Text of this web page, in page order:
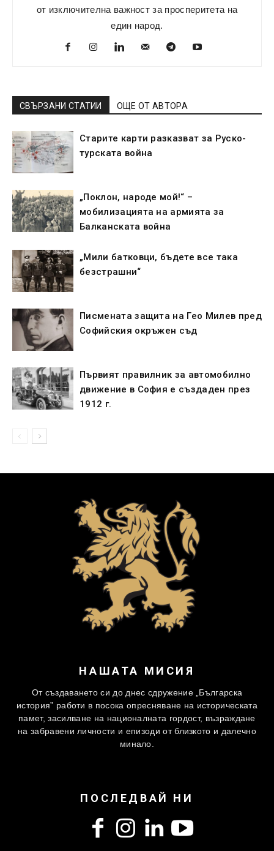
от изключителна важност за просперитета на
един народ.
СВЪРЗАНИ СТАТИИ ОЩЕ ОТ АВТОРА
Старите карти разказват за Руско-
турската война
„Поклон, народе мой!“ –
мобилизацията на армията за
Балканската война
„Мили батковци, бъдете все така
безстрашни“
Писмената защита на Гео Милев пред
Софийския окръжен съд
Първият правилник за автомобилно
движение в София е създаден през
1912 г.
НАШАТА МИСИЯ
От създаването си до днес сдружение „Българска
история” работи в посока опресняване на историческата
памет, засилване на националната гордост, възраждане
на забравени личности и епизоди от близкото и далечно
минало.
ПОСЛЕДВАЙ НИ